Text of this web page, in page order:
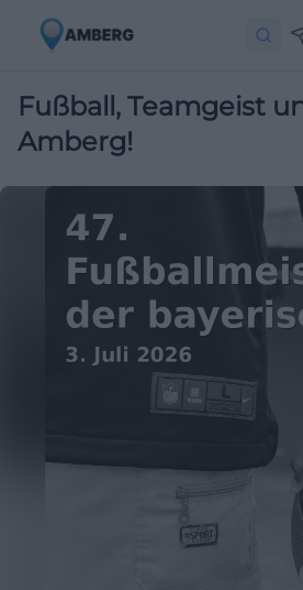
Fußball, Teamgeist
Amberg!